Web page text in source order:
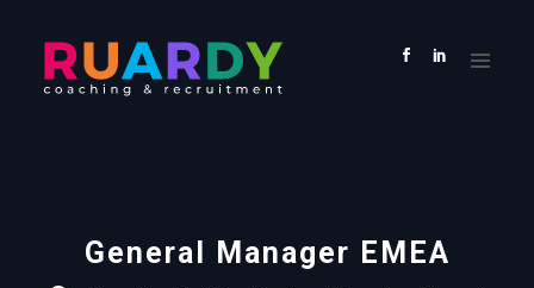
VACATURES
General Manager EMEA